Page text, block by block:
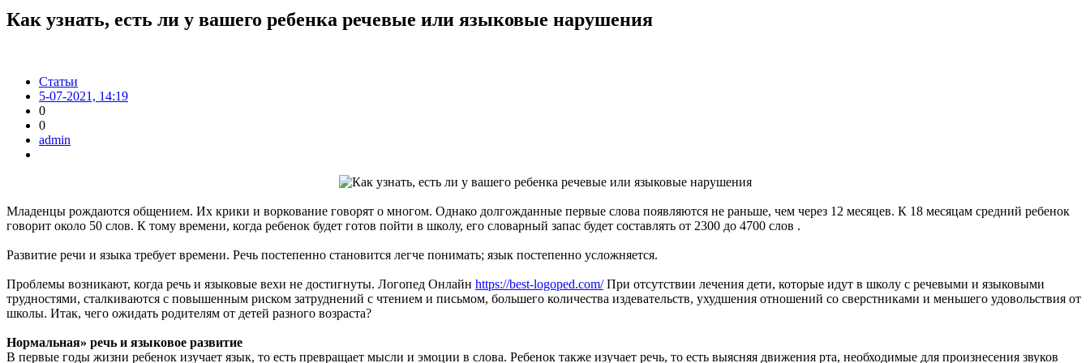
Как узнать, есть ли у вашего ребенка речевые или языковые нарушения
Статьи
5-07-2021, 14:19
0
0
admin
Младенцы рождаются общением. Их крики и воркование говорят о многом. Однако долгожданные первые слова появляются не раньше, чем через 12 месяцев. К 18 месяцам средний ребенок
говорит около 50 слов. К тому времени, когда ребенок будет готов пойти в школу, его словарный запас будет составлять от 2300 до 4700 слов .
Развитие речи и языка требует времени. Речь постепенно становится легче понимать; язык постепенно усложняется.
Проблемы возникают, когда речь и языковые вехи не достигнуты. Логопед Онлайн https://best-logoped.com/При отсутствии лечения дети, которые идут в школу с речевыми и языковыми
трудностями, сталкиваются с повышенным риском затруднений с чтением и письмом, большего количества издевательств, ухудшения отношений со сверстниками и меньшего удовольствия от
школы. Итак, чего ожидать родителям от детей разного возраста?
Нормальная» речь и языковое развитие
В первые годы жизни ребенок изучает язык, то есть превращает мысли и эмоции в слова. Ребенок также изучает речь, то есть выясняя движения рта, необходимые для произнесения звуков